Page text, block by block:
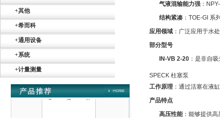
+其他
+希而科
+通用设备
+系统
+计量测量
德国HBM
气液混输能力强 ：
结构紧凑 ：TOE-GI
应用领域 ：广泛应用于水
部分型号
IN-VB 2-20 ：是非自
SPECK 柱塞泵
工作原理 ：通过活塞在液
产品特点
高压性能：能够提供高